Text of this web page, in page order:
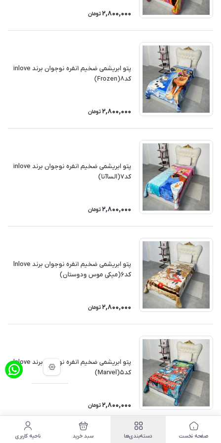
2,800,000 تومان
پتو ابریشمی ضخیم ۱نفره نوجوان برند inlove
کد۸(Frozen)
2,800,000 تومان
پتو ابریشمی ضخیم ۱نفره نوجوان برند inlove
کد۷(الساآنا)
2,800,000 تومان
پتو ابریشمی ضخیم ۱نفره نوجوان برند lnlove
کد۶(میکی موس ودوستان)
2,800,000 تومان
پتو ابریشمی ضخیم ۱نفره نوجوان برند lnlove
کد۵(Marvel)
2,800,000 تومان
صفحه نخست دسته‌بندی‌ها سبد خرید ناحیه کاربری